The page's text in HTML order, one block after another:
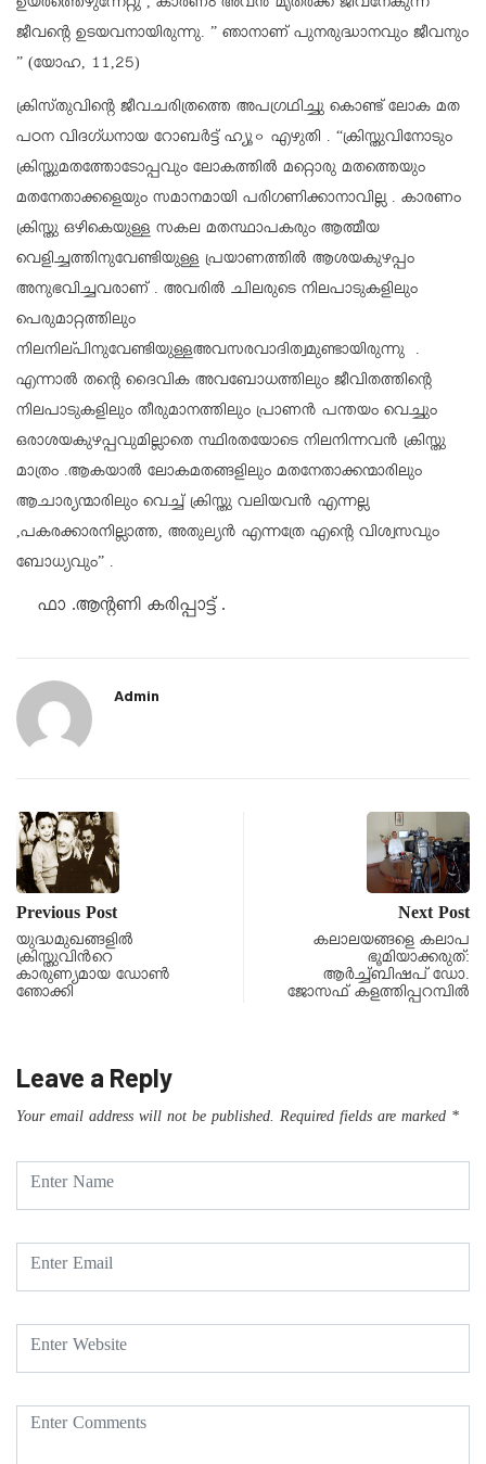
ഉയർത്തെഴുന്നേറ്റു , കാരണം അവൻ മൃതർക്ക് ജീവനേകുന്ന
ജീവന്റെ ഉടയവനായിരുന്നു. ” ഞാനാണ് പുനരുദ്ധാനവും ജീവനും
” (യോഹ, 11,25)
ക്രിസ്‌തുവിന്റെ ജീവചരിത്രത്തെ അപഗ്രഥിച്ചു കൊണ്ട് ലോക മത
പഠന വിദഗ്‌ധനായ റോബർട്ട് ഹ്യൂ൦ എഴുതി . “ക്രിസ്തുവിനോടും
ക്രിസ്തുമതത്തോടോപ്പവും ലോകത്തിൽ മറ്റൊരു മതത്തെയും
മതനേതാക്കളെയും സമാനമായി പരിഗണിക്കാനാവില്ല . കാരണം
ക്രിസ്തു ഒഴികെയുള്ള സകല മതസ്ഥാപകരും ആത്മീയ
വെളിച്ചത്തിനുവേണ്ടിയുള്ള പ്രയാണത്തിൽ ആശയകുഴപ്പം
അനുഭവിച്ചവരാണ് . അവരിൽ ചിലരുടെ നിലപാടുകളിലും
പെരുമാറ്റത്തിലും
നിലനില്പിനുവേണ്ടിയുള്ളഅവസരവാദിത്വമുണ്ടായിരുന്നു .
എന്നാൽ തന്റെ ദൈവിക അവബോധത്തിലും ജീവിതത്തിന്റെ
നിലപാടുകളിലും തീരുമാനത്തിലും പ്രാണൻ പന്തയം വെച്ചും
ഒരാശയകുഴപ്പവുമില്ലാതെ സ്ഥിരതയോടെ നിലനിന്നവൻ ക്രിസ്തു
മാത്രം .ആകയാൽ ലോകമതങ്ങളിലും മതനേതാക്കന്മാരിലും
ആചാര്യന്മാരിലും വെച്ച് ക്രിസ്തു വലിയവൻ എന്നല്ല
,പകരക്കാരനില്ലാത്ത, അതുല്യൻ എന്നത്രേ എന്റെ വിശ്വസവും
ബോധ്യവും” .
ഫാ .ആൻ്റണി കരിപ്പാട്ട് .
Admin
Previous Post
യുദ്ധമുഖങ്ങളില്‍
ക്രിസ്തുവിന്‍റെ
കാരുണ്യമായ ഡോണ്‍
ഞോക്കി
Next Post
കലാലയങ്ങളെ കലാപ
ഭൂമിയാക്കരുത്:
ആർച്ച്ബിഷപ് ഡോ.
ജോസഫ് കളത്തിപ്പറമ്പിൽ
Leave a Reply
Your email address will not be published. Required fields are marked *